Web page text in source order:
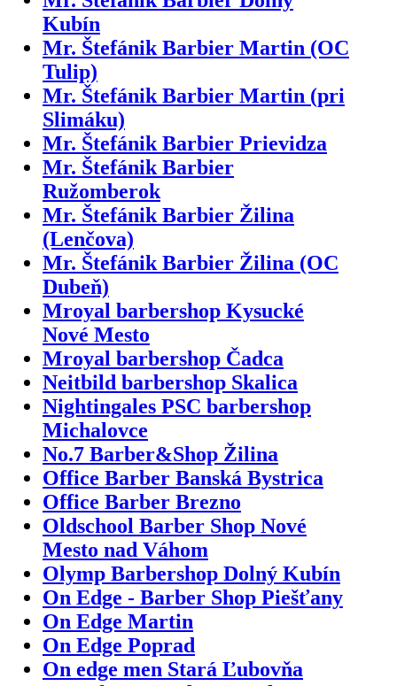
Kubín
Mr. Štefánik Barbier Martin (OC
Tulip)
Mr. Štefánik Barbier Martin (pri
Slimáku)
Mr. Štefánik Barbier Prievidza
Mr. Štefánik Barbier
Ružomberok
Mr. Štefánik Barbier Žilina
(Lenčova)
Mr. Štefánik Barbier Žilina (OC
Dubeň)
Mroyal barbershop Kysucké
Nové Mesto
Mroyal barbershop Čadca
Neitbild barbershop Skalica
Nightingales PSC barbershop
Michalovce
No.7 Barber&Shop Žilina
Office Barber Banská Bystrica
Office Barber Brezno
Oldschool Barber Shop Nové
Mesto nad Váhom
Olymp Barbershop Dolný Kubín
On Edge - Barber Shop Piešťany
On Edge Martin
On Edge Poprad
On edge men Stará Ľubovňa